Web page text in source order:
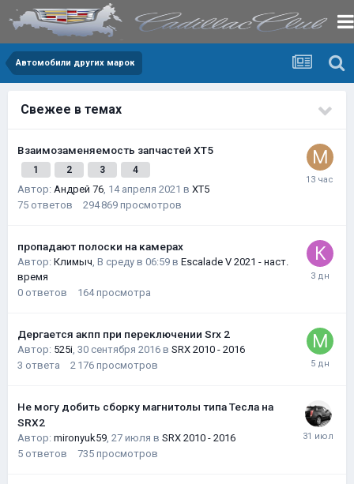
Автомобили других марок
Свежее в темах
Взаимозаменяемость запчастей XT5
1 2 3 4
Автор: Андрей 76, 14 апреля 2021 в XT5
75 ответов 294 869 просмотров
пропадают полоски на камерах
Автор: Климыч, В среду в 06:59 в Escalade V 2021 - наст.
время
0 ответов 164 просмотра
Дергается акпп при переключении Srx 2
Автор: 525i, 30 сентября 2016 в SRX 2010 - 2016
3 ответа 2 176 просмотров
Не могу добить сборку магнитолы типа Тесла на
SRX2
Автор: mironyuk59, 27 июля в SRX 2010 - 2016
5 ответов 735 просмотров